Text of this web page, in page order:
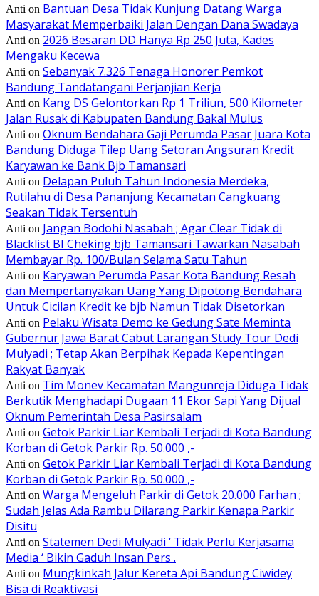
Anti on Bantuan Desa Tidak Kunjung Datang Warga
Masyarakat Memperbaiki Jalan Dengan Dana Swadaya
Anti on 2026 Besaran DD Hanya Rp 250 Juta, Kades
Mengaku Kecewa
Anti on Sebanyak 7.326 Tenaga Honorer Pemkot
Bandung Tandatangani Perjanjian Kerja
Anti on Kang DS Gelontorkan Rp 1 Triliun, 500 Kilometer
Jalan Rusak di Kabupaten Bandung Bakal Mulus
Anti on Oknum Bendahara Gaji Perumda Pasar Juara Kota
Bandung Diduga Tilep Uang Setoran Angsuran Kredit
Karyawan ke Bank Bjb Tamansari
Anti on Delapan Puluh Tahun Indonesia Merdeka,
Rutilahu di Desa Pananjung Kecamatan Cangkuang
Seakan Tidak Tersentuh
Anti on Jangan Bodohi Nasabah ; Agar Clear Tidak di
Blacklist BI Cheking bjb Tamansari Tawarkan Nasabah
Membayar Rp. 100/Bulan Selama Satu Tahun
Anti on Karyawan Perumda Pasar Kota Bandung Resah
dan Mempertanyakan Uang Yang Dipotong Bendahara
Untuk Cicilan Kredit ke bjb Namun Tidak Disetorkan
Anti on Pelaku Wisata Demo ke Gedung Sate Meminta
Gubernur Jawa Barat Cabut Larangan Study Tour Dedi
Mulyadi ; Tetap Akan Berpihak Kepada Kepentingan
Rakyat Banyak
Anti on Tim Monev Kecamatan Mangunreja Diduga Tidak
Berkutik Menghadapi Dugaan 11 Ekor Sapi Yang Dijual
Oknum Pemerintah Desa Pasirsalam
Anti on Getok Parkir Liar Kembali Terjadi di Kota Bandung
Korban di Getok Parkir Rp. 50.000 ,-
Anti on Getok Parkir Liar Kembali Terjadi di Kota Bandung
Korban di Getok Parkir Rp. 50.000 ,-
Anti on Warga Mengeluh Parkir di Getok 20.000 Farhan ;
Sudah Jelas Ada Rambu Dilarang Parkir Kenapa Parkir
Disitu
Anti on Statemen Dedi Mulyadi ‘ Tidak Perlu Kerjasama
Media ‘ Bikin Gaduh Insan Pers .
Anti on Mungkinkah Jalur Kereta Api Bandung Ciwidey
Bisa di Reaktivasi